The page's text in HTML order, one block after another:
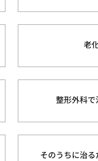
老
整形外科
そのうちに治